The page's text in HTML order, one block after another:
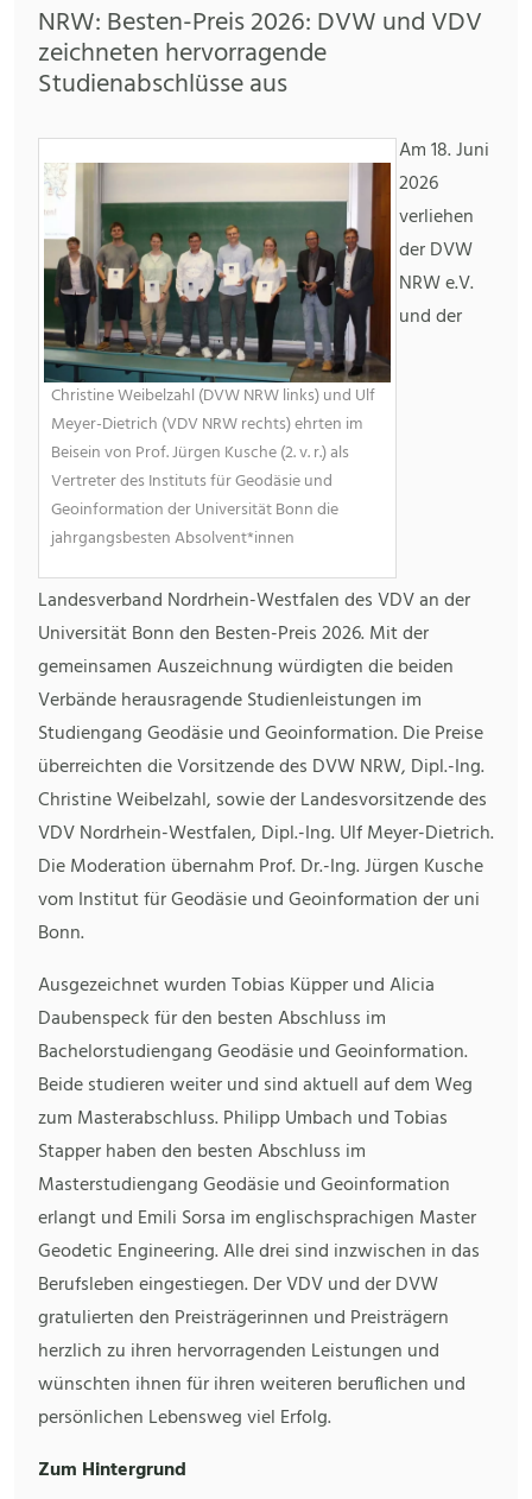
NRW: Besten-Preis 2026: DVW und VDV
zeichneten hervorragende
Studienabschlüsse aus
Christine Weibelzahl (DVW NRW links) und Ulf
Meyer-Dietrich (VDV NRW rechts) ehrten im
Beisein von Prof. Jürgen Kusche (2. v. r.) als
Vertreter des Instituts für Geodäsie und
Geoinformation der Universität Bonn die
jahrgangsbesten Absolvent*innen
Am 18. Juni
2026
verliehen
der DVW
NRW e.V.
und der
Landesverband Nordrhein-Westfalen des VDV an der
Universität Bonn den Besten-Preis 2026. Mit der
gemeinsamen Auszeichnung würdigten die beiden
Verbände herausragende Studienleistungen im
Studiengang Geodäsie und Geoinformation. Die Preise
überreichten die Vorsitzende des DVW NRW, Dipl.-Ing.
Christine Weibelzahl, sowie der Landesvorsitzende des
VDV Nordrhein-Westfalen, Dipl.-Ing. Ulf Meyer-Dietrich.
Die Moderation übernahm Prof. Dr.-Ing. Jürgen Kusche
vom Institut für Geodäsie und Geoinformation der uni
Bonn.
Ausgezeichnet wurden Tobias Küpper und Alicia
Daubenspeck für den besten Abschluss im
Bachelorstudiengang Geodäsie und Geoinformation.
Beide studieren weiter und sind aktuell auf dem Weg
zum Masterabschluss. Philipp Umbach und Tobias
Stapper haben den besten Abschluss im
Masterstudiengang Geodäsie und Geoinformation
erlangt und Emili Sorsa im englischsprachigen Master
Geodetic Engineering. Alle drei sind inzwischen in das
Berufsleben eingestiegen. Der VDV und der DVW
gratulierten den Preisträgerinnen und Preisträgern
herzlich zu ihren hervorragenden Leistungen und
wünschten ihnen für ihren weiteren beruflichen und
persönlichen Lebensweg viel Erfolg.
Zum Hintergrund